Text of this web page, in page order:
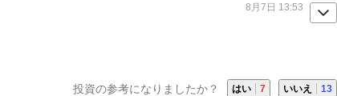
8月7日 13:53
投資の参考になりましたか？ はい 7 いいえ 13